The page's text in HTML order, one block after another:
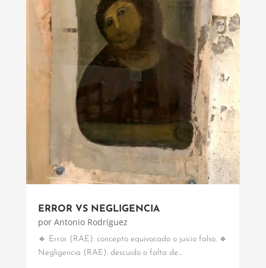
ERROR VS NEGLIGENCIA
por Antonio Rodríguez
🔹 Error (RAE): concepto equivocado o juicio falso. 🔹
Negligencia (RAE): descuido o falta de...